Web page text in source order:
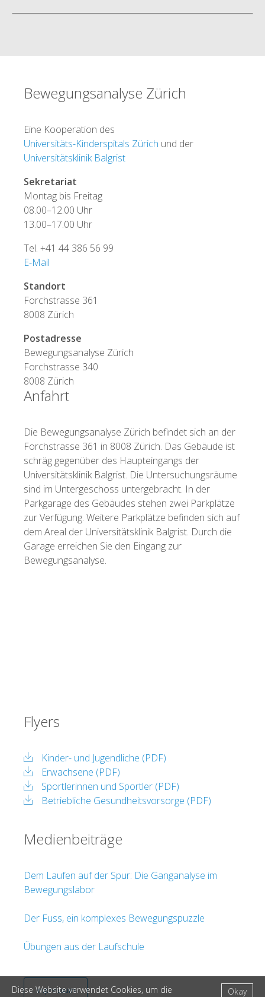
Diese Website verwendet Cookies, um die Okay
Bewegungsanalyse Zürich
Eine Kooperation des
Universitäts-Kinderspitals Zürich und der
Universitätsklinik Balgrist
Sekretariat
Montag bis Freitag
08.00–12.00 Uhr
13.00–17.00 Uhr
Tel. +41 44 386 56 99
E-Mail
Standort
Forchstrasse 361
8008 Zürich
Postadresse
Bewegungsanalyse Zürich
Forchstrasse 340
8008 Zürich
Anfahrt
Die Bewegungsanalyse Zürich befindet sich an der
Forchstrasse 361 in 8008 Zürich. Das Gebäude ist
schräg gegenüber des Haupteingangs der
Universitätsklinik Balgrist. Die Untersuchungsräume
sind im Untergeschoss untergebracht. In der
Parkgarage des Gebäudes stehen zwei Parkplätze
zur Verfügung. Weitere Parkplätze befinden sich auf
dem Areal der Universitätsklinik Balgrist. Durch die
Garage erreichen Sie den Eingang zur
Bewegungsanalyse.
Flyers
Kinder- und Jugendliche (PDF)
Erwachsene (PDF)
Sportlerinnen und Sportler (PDF)
Betriebliche Gesundheitsvorsorge (PDF)
Medienbeiträge
Dem Laufen auf der Spur: Die Ganganalyse im
Bewegungslabor
Der Fuss, ein komplexes Bewegungspuzzle
Übungen aus der Laufschule
Impressum